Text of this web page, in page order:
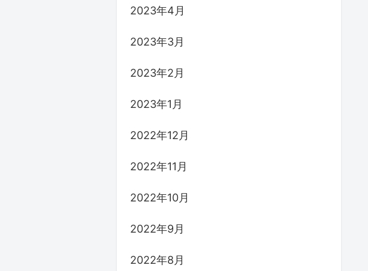
2023年4月
2023年3月
2023年2月
2023年1月
2022年12月
2022年11月
2022年10月
2022年9月
2022年8月